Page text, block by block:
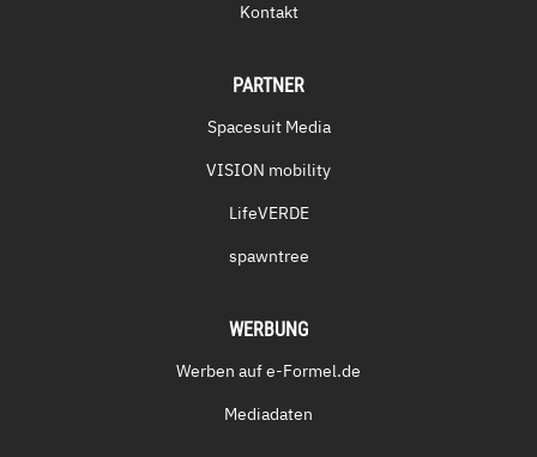
Kontakt
PARTNER
Spacesuit Media
VISION mobility
LifeVERDE
spawntree
WERBUNG
Werben auf e-Formel.de
Mediadaten